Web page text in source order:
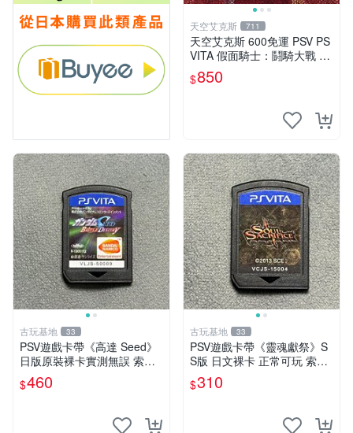
天空艾克斯 711
天空艾克斯 600免運 PSV PS
VITA 假面騎士：鬪騎大戰 創
生 普通版 純日版
$850
古玩基地 33
PSV遊戲卡帶《高達 Seed》
日版原裝裸卡實測無誤 索尼
專機獨享嚴選推薦 psv 高達
無誤卡帶
$460
古玩基地 33
PSV遊戲卡帶《靈魂獻祭》S
S版 日文裸卡 正常可玩 索尼
專用 不退不換 次數買兩送一
靈魂獻祭 PSP-VITA PSVita
$310